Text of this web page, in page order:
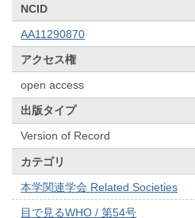
NCID
AA11290870
アクセス権
open access
出版タイプ
Version of Record
カテゴリ
本学関連学会 Related Societies
目で見るWHO / 第54号